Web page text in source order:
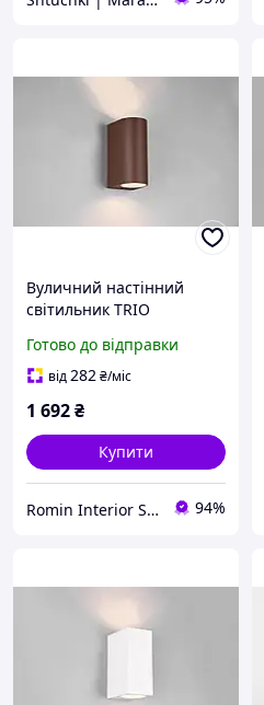
Вуличний настінний
світильник TRIO
Готово до відправки
від282₴/міс
1 692₴
Купити
Romin Interior Store 94%